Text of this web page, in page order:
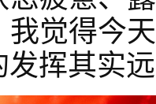
我觉得今
挥其实